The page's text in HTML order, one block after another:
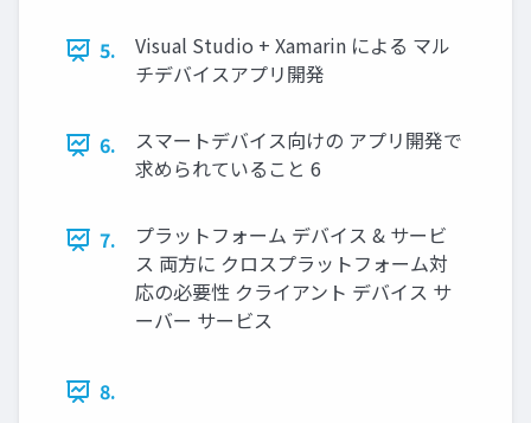
5.
Visual Studio + Xamarin による マル
チデバイスアプリ開発
6.
スマートデバイス向けの アプリ開発で
求められていること 6
7.
プラットフォーム デバイス & サービ
ス 両方に クロスプラットフォーム対
応の必要性 クライアント デバイス サ
ーバー サービス
8.